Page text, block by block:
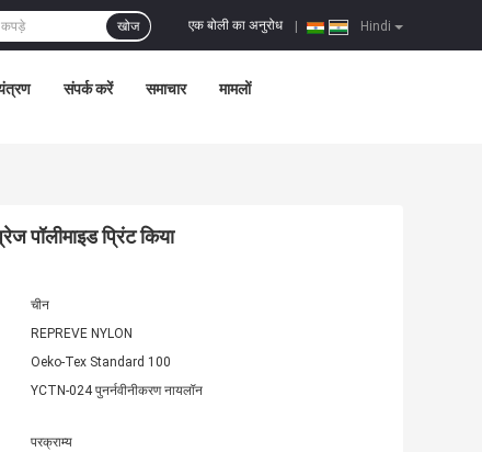
Hindi
एक बोली का अनुरोध
खोज
संपर्क करें समाचार मामलों
पॉलीमाइड प्रिंट किया
चीन
REPREVE NYLON
Oeko-Tex Standard 100
YCTN-024 पुनर्नवीनीकरण नायलॉन
परक्राम्य